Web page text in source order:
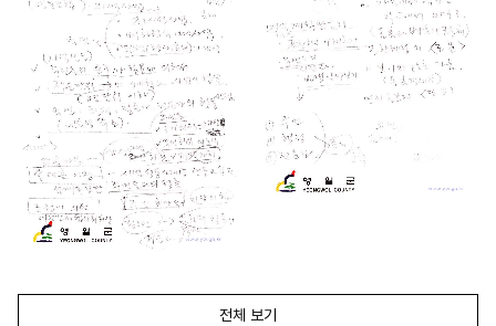
전체 보기